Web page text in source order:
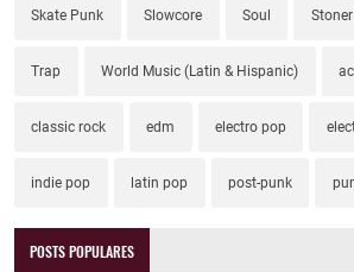
Skate Punk Slowcore Soul
Trap World Music (Latin & Hispanic)
classic rock edm electro pop
indie pop latin pop post-punk
POSTS POPULARES